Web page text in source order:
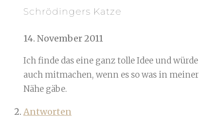
Schrödingers Katze
14. November 2011
Ich finde das eine ganz tolle Idee und würde
auch mitmachen, wenn es so was in meiner
Nähe gäbe.
Antworten